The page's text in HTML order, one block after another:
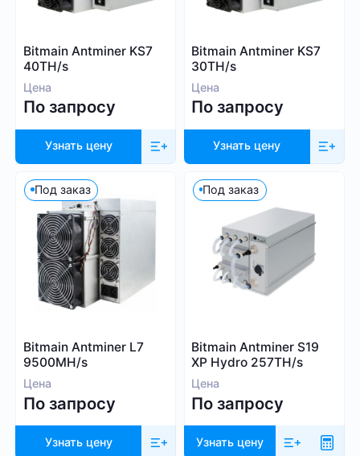
Сбросить
Bitmain Antminer KS7
40TH/s
Цена
По запросу
Узнать цену
Bitmain Antminer KS7
30TH/s
Цена
По запросу
Узнать цену
Под заказ
Bitmain Antminer L7
9500MH/s
Цена
По запросу
Узнать цену
Под заказ
Bitmain Antminer S19
XP Hydro 257TH/s
Цена
По запросу
Узнать цену